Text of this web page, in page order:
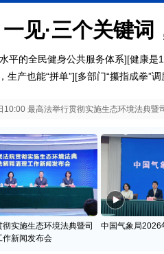
一见·三个关键词
平的全民健身公共服务体系][健康是
生产也能“拼单”][多部门“攥指成拳”
10:00 最高法举行贯彻实施生态环境法典暨
实施生态环境法典暨司
作新闻发布会
中国气象局2026